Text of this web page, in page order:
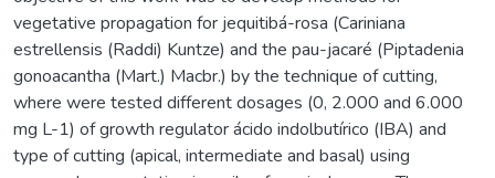
vegetative propagation for jequitibá-rosa (Cariniana
estrellensis (Raddi) Kuntze) and the pau-jacaré (Piptadenia
gonoacantha (Mart.) Macbr.) by the technique of cutting,
where were tested different dosages (0, 2.000 and 6.000
mg L-1) of growth regulator ácido indolbutírico (IBA) and
type of cutting (apical, intermediate and basal) using